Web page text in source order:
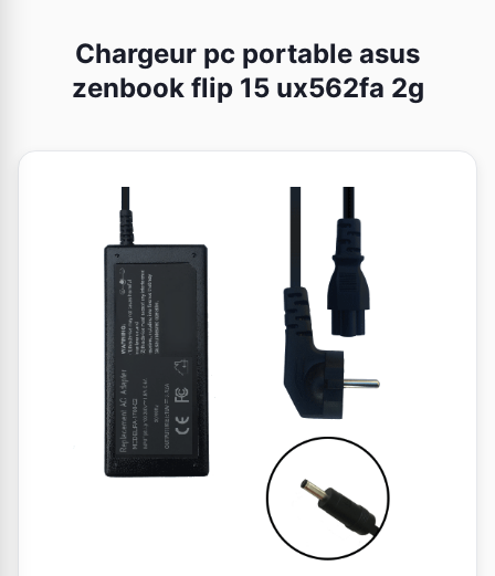
Chargeur pc portable asus
zenbook flip 15 ux562fa 2g